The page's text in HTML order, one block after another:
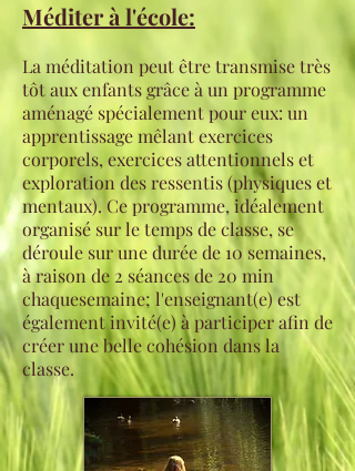
Méditer à l'école:
La méditation peut être transmise très
tôt aux enfants grâce à un programme
aménagé spécialement pour eux: un
apprentissage mêlant exercices
corporels, exercices attentionnels et
exploration des ressentis (physiques et
mentaux). Ce programme, idéalement
organisé sur le temps de classe, se
déroule sur une durée de 10 semaines,
à raison de 2 séances de 20 min
chaquesemaine; l'enseignant(e) est
également invité(e) à participer afin de
créer une belle cohésion dans la
classe.